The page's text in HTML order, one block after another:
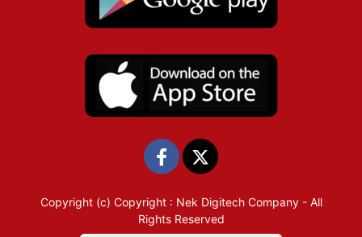
Copyright (c) Copyright : Nek Digitech Company- All
Rights Reserved